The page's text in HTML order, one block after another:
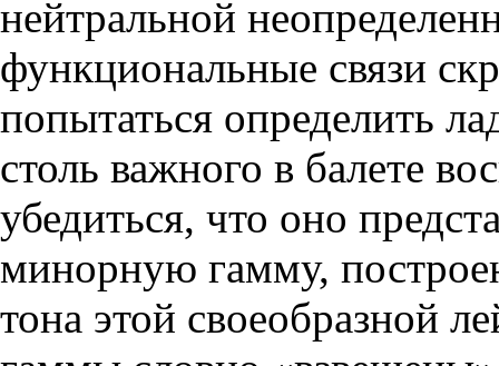
нейтральной
функциональные связи
попытаться определить
столь важного в балете
убедиться, что оно
минорную гамму,
тона этой своеобразной